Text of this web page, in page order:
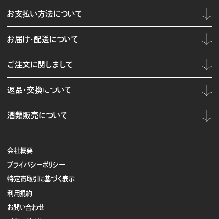
会社概要
プライバシーポリシー
特定商取引に基づく表示
利用規約
お問い合わせ
お支払い方法について
お届け・配送について
ご注文に関しまして
返品・交換について
酒類販売について